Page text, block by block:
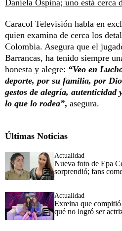
Daniela Ospina; uno está cerca
Caracol Televisión habla en
quien examina de cerca los
Colombia. Asegura que el
Barrancas, ha tenido siempre
honesta y alegre: “Veo en
deporte, por su familia, por
gestos de alegría, autenticidad
lo que lo rodea”, asegura.
Últimas Noticias
Actualidad
Nueva foto de Epa
sorprendió; fans
Actualidad
Exreina que
qué no logró ser